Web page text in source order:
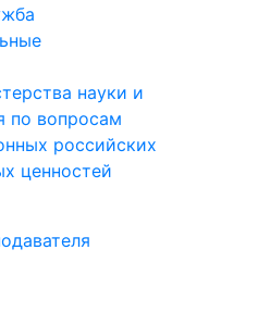
науки и
по вопросам
российских
ценностей